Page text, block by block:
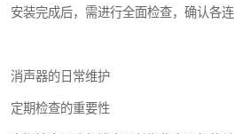
安装完成后，需进行全面检查，确认各
消声器的日常维护
定期检查的重要性